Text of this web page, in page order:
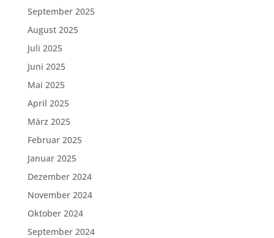
September 2025
August 2025
Juli 2025
Juni 2025
Mai 2025
April 2025
März 2025
Februar 2025
Januar 2025
Dezember 2024
November 2024
Oktober 2024
September 2024